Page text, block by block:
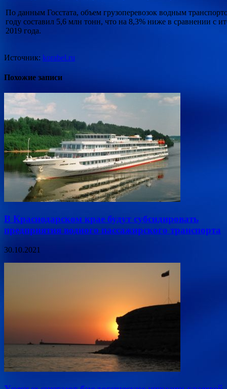
По данным Госстата, объем грузоперевозок водным
году составил 5,6 млн тонн, что на 8,3% ниже в сравнении с
2019 года.
Источник: korabel.ru
Похожие записи
В Краснодарском крае будут субсидировать
предприятия водного пассажирского транспорта
30.10.2021